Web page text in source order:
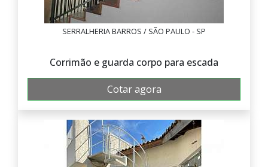
SERRALHERIA BARROS / SÃO PAULO - SP
Corrimão e guarda corpo para escada
Cotar agora